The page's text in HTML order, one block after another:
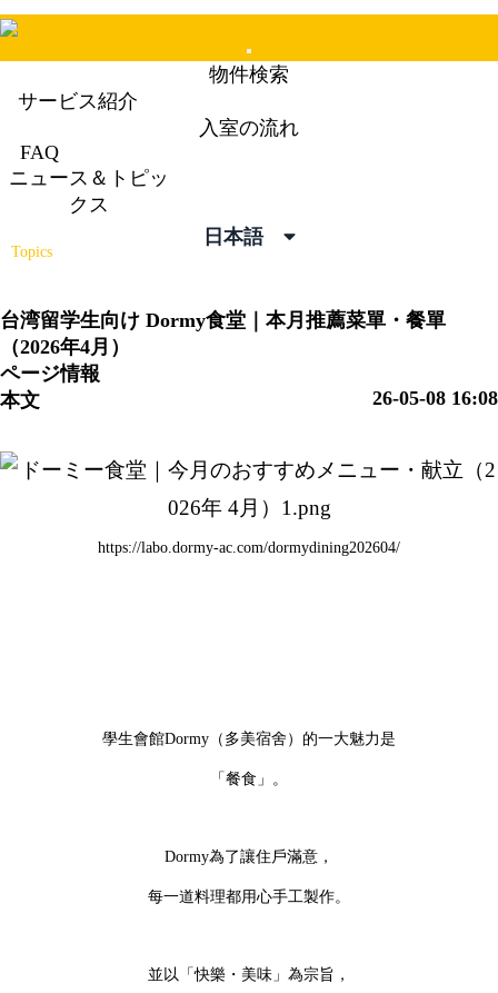
Mobile
Menu
物件検索
サービス紹介
入室の流れ
FAQ
ニュース＆トピッ
クス
日本語
ニュース＆トピックス
Topics
台湾留学生向け Dormy食堂｜本月推薦菜單・餐單
（2026年4月）
ページ情報
26-05-08 16:08
本文
https://labo.dormy-ac.com/dormydining202604/
學生會館Dormy（多美宿舍）的一大魅力是
「餐食」。
Dormy為了讓住戶滿意，
每一道料理都用心手工製作。
並以「快樂・美味」為宗旨，